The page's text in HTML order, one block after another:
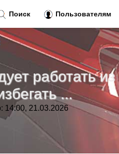
работать из
...
14:00, 21.03.2026
Поиск Пользователям